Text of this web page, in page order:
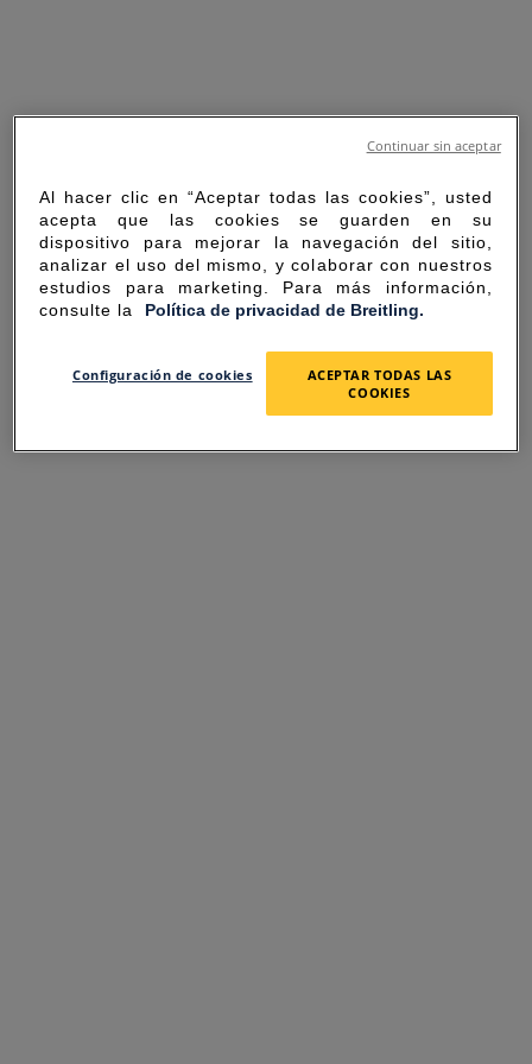
SORRY FOR THE
INCONVENIENCE
Al hacer clic en “Aceptar todas las cookies”, usted
acepta que las cookies se guarden en su
dispositivo para mejorar la navegación del sitio,
analizar el uso del mismo, y colaborar con nuestros
estudios para marketing. Para más información,
consulte la Política de privacidad de Breitling.
Configuración de cookies
ACEPTAR TODAS LAS
COOKIES
Continuar sin aceptar